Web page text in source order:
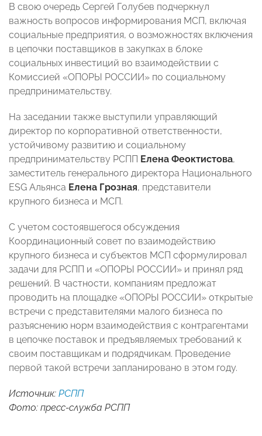
В свою очередь Сергей Голубев подчеркнул
важность вопросов информирования МСП, включая
социальные предприятия, о возможностях включения
в цепочки поставщиков в закупках в блоке
социальных инвестиций во взаимодействии с
Комиссией «ОПОРЫ РОССИИ» по социальному
предпринимательству.
На заседании также выступили управляющий
директор по корпоративной ответственности,
устойчивому развитию и социальному
предпринимательству РСПП Елена Феоктистова,
заместитель генерального директора Национального
ESG Альянса Елена Грозная, представители
крупного бизнеса и МСП.
С учетом состоявшегося обсуждения
Координационный совет по взаимодействию
крупного бизнеса и субъектов МСП сформулировал
задачи для РСПП и «ОПОРЫ РОССИИ» и принял ряд
решений. В частности, компаниям предложат
проводить на площадке «ОПОРЫ РОССИИ» открытые
встречи с представителями малого бизнеса по
разъяснению норм взаимодействия с контрагентами
в цепочке поставок и предъявляемых требований к
своим поставщикам и подрядчикам. Проведение
первой такой встречи запланировано в этом году.
Источник: РСПП
Фото: пресс-служба РСПП